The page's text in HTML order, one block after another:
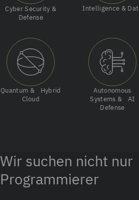
Cyber Security &
Defense
Intelligence &
Quantum & Hybrid
Cloud
Autonomous
Systems & AI
Defense
Wir suchen nicht nur
Programmierer